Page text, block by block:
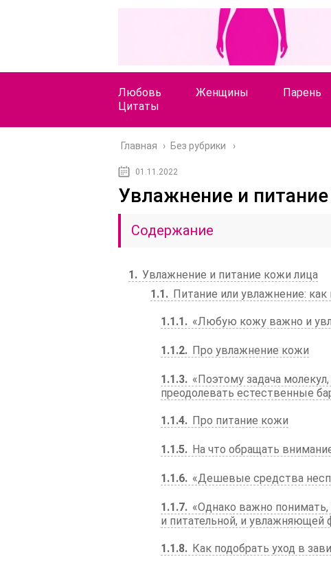
Любовь Женщины Парень
Цитаты
Главная › Без рубрики
01.11.2022
Увлажнение и
Содержание
1
Увлажнение и питание кожи лица
1.1
Питание или увлажнение:
1.1.1 «Любую кожу важно и
1.1.2 Про увлажнение кожи
1.1.3
«Поэтому задача
преодолевать естественные
1.1.4 Про питание кожи
1.1.5 На что обращать
1.1.6 «Дешевые средства
1.1.7
«Однако важно
и питательной, и увлажняющей
1.1.8 Как подобрать уход в